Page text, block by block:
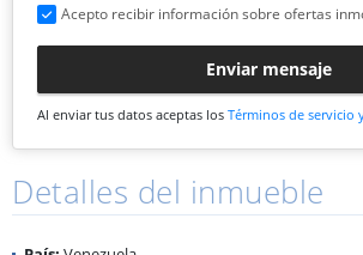
Acepto recibir información sobre ofertas
Enviar mensaje
Al enviar tus datos aceptas los Términos de servicio
Detalles del inmueble